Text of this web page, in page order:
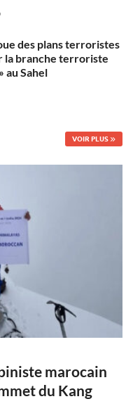
des plans terroristes
la branche terroriste
au Sahel
VOIR PLUS
marocain
du Kang